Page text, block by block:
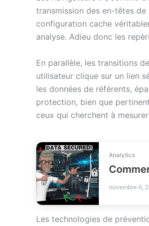
transmission des en-têtes
configuration cache
analyse. Adieu donc les
En parallèle, les transitions
utilisateur clique sur un lien
les données de référents,
protection, bien que
ceux qui cherchent à
Analytics
novembre 6,
Les technologies de